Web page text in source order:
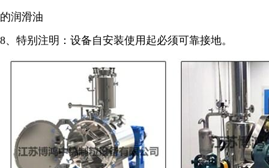
的润滑油
8、特别注明：设备自安装使用起必须可靠接地。